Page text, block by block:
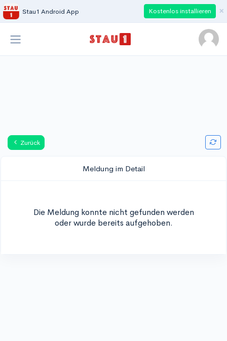
Stau1 Android App Kostenlos installieren ×
Zurück
Meldung im Detail
Die Meldung konnte nicht gefunden werden
oder wurde bereits aufgehoben.